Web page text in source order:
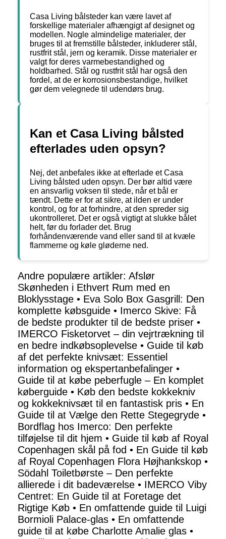
Casa Living bålsteder kan være lavet af
forskellige materialer afhængigt af designet og
modellen. Nogle almindelige materialer, der
bruges til at fremstille bålsteder, inkluderer stål,
rustfrit stål, jern og keramik. Disse materialer er
valgt for deres varmebestandighed og
holdbarhed. Stål og rustfrit stål har også den
fordel, at de er korrosionsbestandige, hvilket
gør dem velegnede til udendørs brug.
Kan et Casa Living bålsted
efterlades uden opsyn?
Nej, det anbefales ikke at efterlade et Casa
Living bålsted uden opsyn. Der bør altid være
en ansvarlig voksen til stede, når et bål er
tændt. Dette er for at sikre, at ilden er under
kontrol, og for at forhindre, at den spreder sig
ukontrolleret. Det er også vigtigt at slukke bålet
helt, før du forlader det. Brug
forhåndenværende vand eller sand til at kvæle
flammerne og køle gløderne ned.
Andre populære artikler: Afslør
Skønheden i Ethvert Rum med en
Bloklysstage • Eva Solo Box Gasgrill: Den
komplette købsguide • Imerco Skive: Få
de bedste produkter til de bedste priser •
IMERCO Fisketorvet – din vejrtrækning til
en bedre indkøbsoplevelse • Guide til køb
af det perfekte knivsæt: Essentiel
information og ekspertanbefalinger •
Guide til at købe peberfugle – En komplet
køberguide • Køb den bedste kokkekniv
og kokkeknivsæt til en fantastisk pris • En
Guide til at Vælge den Rette Stegegryde •
Bordflag hos Imerco: Den perfekte
tilføjelse til dit hjem • Guide til køb af Royal
Copenhagen skål på fod • En Guide til køb
af Royal Copenhagen Flora Højhankskop •
Södahl Toiletbørste – Den perfekte
allierede i dit badeværelse • IMERCO Viby
Centret: En Guide til at Foretage det
Rigtige Køb • En omfattende guide til Luigi
Bormioli Palace-glas • En omfattende
guide til at købe Charlotte Amalie glas •